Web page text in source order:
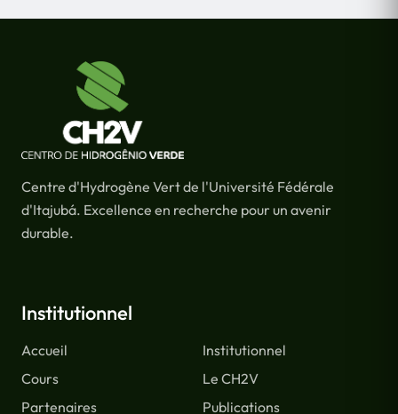
Centre d'Hydrogène Vert de l'Université Fédérale
d'Itajubá. Excellence en recherche pour un avenir
durable.
Institutionnel
Accueil
Institutionnel
Cours
Le CH2V
Partenaires
Publications